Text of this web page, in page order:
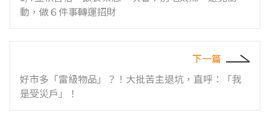
動，做６件事轉運招財
下一篇
好市多「雷級物品」？！大批苦主退坑，直呼：「我
是受災戶」！